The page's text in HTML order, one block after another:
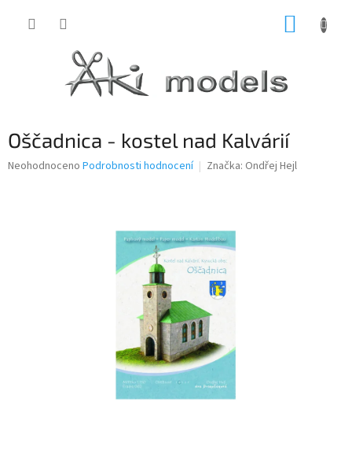
Oščadnica - kostel nad Kalvárií
Průměrné
Neohodnoceno Podrobnosti hodnocení Značka: Ondřej Hejl